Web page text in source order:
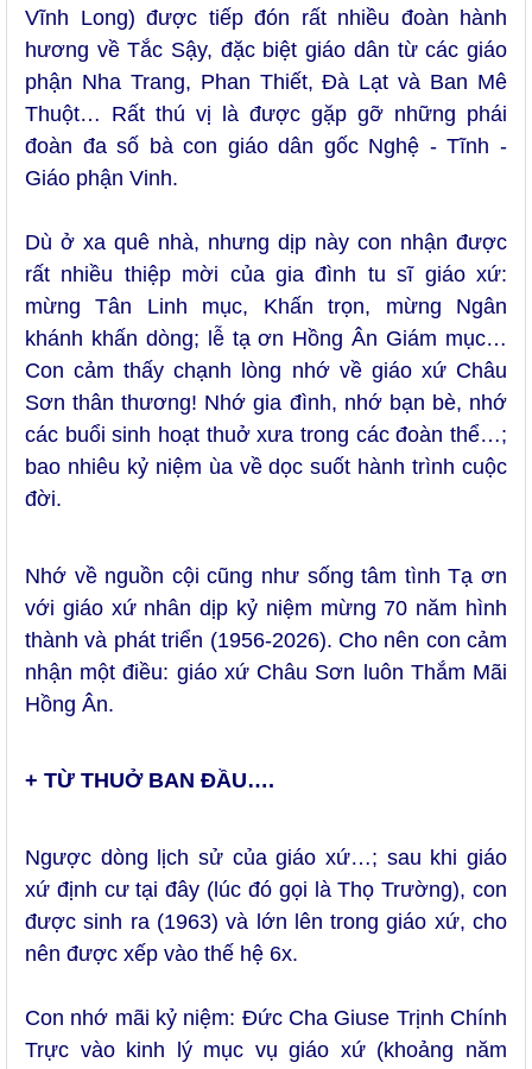
Vĩnh Long) được tiếp đón rất nhiều đoàn hành
hương về Tắc Sậy, đặc biệt giáo dân từ các giáo
phận Nha Trang, Phan Thiết, Đà Lạt và Ban Mê
Thuột… Rất thú vị là được gặp gỡ những phái
đoàn đa số bà con giáo dân gốc Nghệ - Tĩnh -
Giáo phận Vinh.
Dù ở xa quê nhà, nhưng dịp này con nhận được
rất nhiều thiệp mời của gia đình tu sĩ giáo xứ:
mừng Tân Linh mục, Khấn trọn, mừng Ngân
khánh khấn dòng; lễ tạ ơn Hồng Ân Giám mục…
Con cảm thấy chạnh lòng nhớ về giáo xứ Châu
Sơn thân thương! Nhớ gia đình, nhớ bạn bè, nhớ
các buổi sinh hoạt thuở xưa trong các đoàn thể…;
bao nhiêu kỷ niệm ùa về dọc suốt hành trình cuộc
đời.
Nhớ về nguồn cội cũng như sống tâm tình Tạ ơn
với giáo xứ nhân dịp kỷ niệm mừng 70 năm hình
thành và phát triển (1956-2026). Cho nên con cảm
nhận một điều: giáo xứ Châu Sơn luôn Thắm Mãi
Hồng Ân.
+ TỪ THUỞ BAN ĐẦU….
Ngược dòng lịch sử của giáo xứ…; sau khi giáo
xứ định cư tại đây (lúc đó gọi là Thọ Trường), con
được sinh ra (1963) và lớn lên trong giáo xứ, cho
nên được xếp vào thế hệ 6x.
Con nhớ mãi kỷ niệm: Đức Cha Giuse Trịnh Chính
Trực vào kinh lý mục vụ giáo xứ (khoảng năm